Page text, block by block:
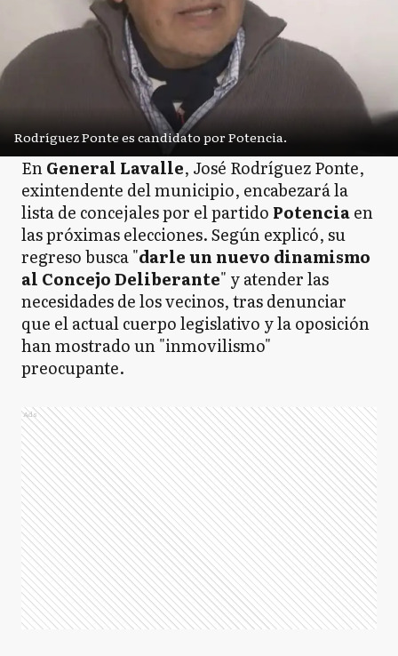
Rodríguez Ponte es candidato por Potencia.
EnGeneral Lavalle, José Rodríguez Ponte,
exintendente del municipio, encabezará la
lista de concejales por el partido Potenciaen
las próximas elecciones. Según explicó, su
regreso busca "darle un nuevo dinamismo
al Concejo Deliberante" y atender las
necesidades de los vecinos, tras denunciar
que el actual cuerpo legislativo y la oposición
han mostrado un "inmovilismo"
preocupante.
Ads